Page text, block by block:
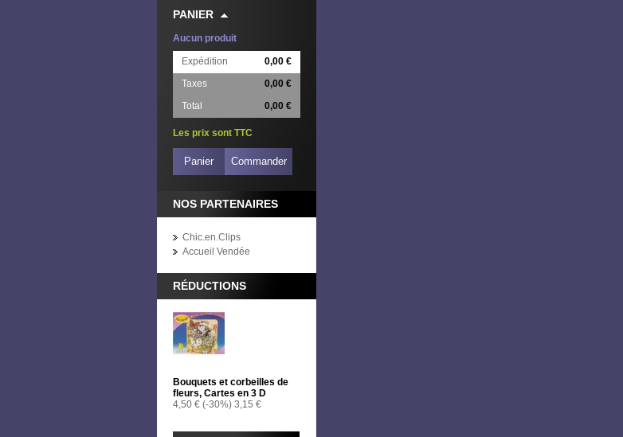
PANIER
Aucun produit
Expédition
0,00 €
Taxes
0,00 €
Total
0,00 €
Les prix sont TTC
Panier Commander
NOS PARTENAIRES
Chic.en.Clips
Accueil Vendée
RÉDUCTIONS
Bouquets et corbeilles de
fleurs, Cartes en 3 D
4,50 € (-30%) 3,15 €